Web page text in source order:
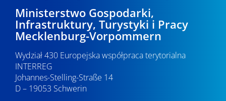
Ministerstwo Gospodarki,
Infrastruktury, Turystyki i Pracy
Mecklenburg-Vorpommern
Wydział 430 Europejska współpraca terytorialna
INTERREG
Johannes-Stelling-Straße 14
D – 19053 Schwerin